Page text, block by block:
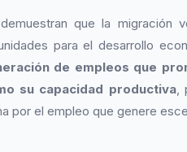
que la migración
para el desarrollo
de empleos que
su capacidad productiva,
por el empleo que genere